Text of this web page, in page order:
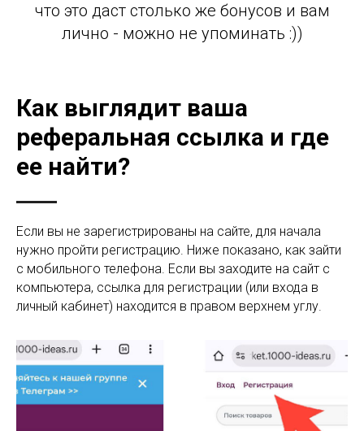
что это даст столько же бонусов и вам
лично - можно не упоминать :))
Как выглядит ваша
реферальная ссылка и где
ее найти?
Если вы не зарегистрированы на сайте, для начала
нужно пройти регистрацию. Ниже показано, как зайти
с мобильного телефона. Если вы заходите на сайт с
компьютера, ссылка для регистрации (или входа в
личный кабинет) находится в правом верхнем углу.